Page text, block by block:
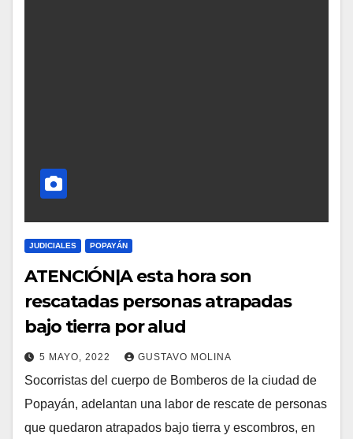
JUDICIALES POPAYÁN
ATENCIÓN|A esta hora son
rescatadas personas atrapadas
bajo tierra por alud
5 MAYO, 2022 GUSTAVO MOLINA
Socorristas del cuerpo de Bomberos de la ciudad de
Popayán, adelantan una labor de rescate de personas
que quedaron atrapados bajo tierra y escombros, en